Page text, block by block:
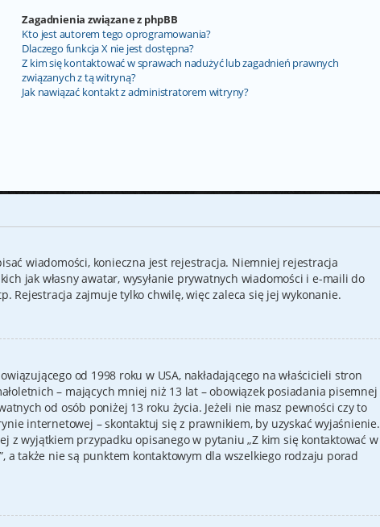
Zagadnienia związane z phpBB
Kto jest autorem tego oprogramowania?
Dlaczego funkcja X nie jest dostępna?
Z kim się kontaktować w sprawach nadużyć lub zagadnień prawnych
związanych z tą witryną?
Jak nawiązać kontakt z administratorem witryny?
wiadomości, konieczna jest rejestracja. Niemniej rejestracja
jak własny awatar, wysyłanie prywatnych wiadomości i e-maili do
Rejestracja zajmuje tylko chwilę, więc zaleca się jej wykonanie.
od 1998 roku w USA, nakładającego na właścicieli stron
– mających mniej niż 13 lat – obowiązek posiadania pisemnej
od osób poniżej 13 roku życia. Jeżeli nie masz pewności czy to
internetowej – skontaktuj się z prawnikiem, by uzyskać wyjaśnienie.
z wyjątkiem przypadku opisanego w pytaniu „Z kim się kontaktować w
także nie są punktem kontaktowym dla wszelkiego rodzaju porad